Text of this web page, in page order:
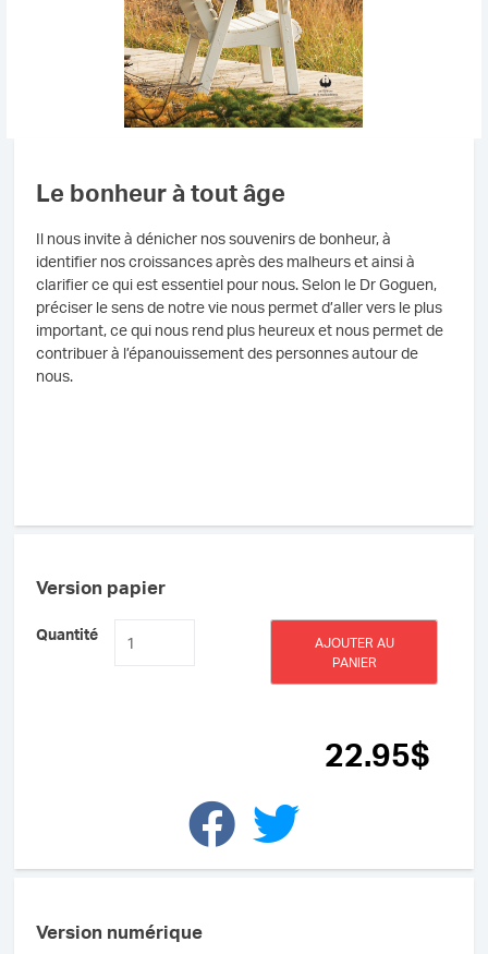
Le bonheur à tout âge
Il nous invite à dénicher nos souvenirs de bonheur, à
identifier nos croissances après des malheurs et ainsi à
clarifier ce qui est essentiel pour nous. Selon le Dr Goguen,
préciser le sens de notre vie nous permet d’aller vers le plus
important, ce qui nous rend plus heureux et nous permet de
contribuer à l’épanouissement des personnes autour de
nous.
Version papier
Quantité
AJOUTER AU
PANIER
22.95$
Version numérique